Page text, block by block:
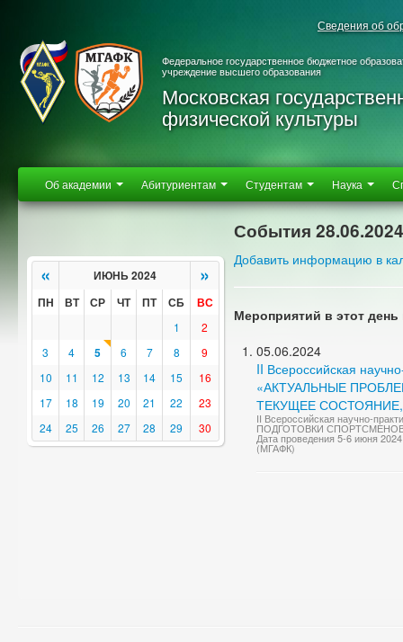
Сведения об
Федеральное государственное бюджетное
учреждение высшего образования
Московская
физической культуры
Об академии Абитуриентам Студентам Наука
« ИЮНЬ 2024 »
ПН ВТ СР ЧТ ПТ СБ ВС
1
2
3
4 5 6 7 8
9
10
11 12 13 14 15
16
17
18 19 20 21 22
23
24
25 26 27 28 29 30
События 28.06.2024
Добавить информацию в
Мероприятий в этот день
05.06.2024
II Всероссийская
«АКТУАЛЬНЫЕ
ТЕКУЩЕЕ
II Всероссийская научно-
ПОДГОТОВКИ
Дата проведения 5-6 июня 2024
(МГАФК)